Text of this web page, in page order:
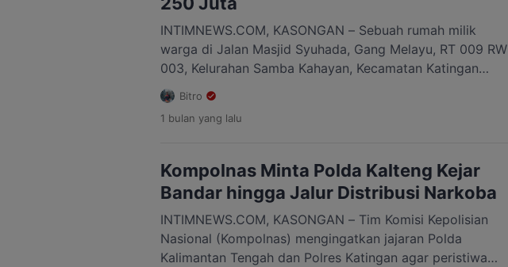
INTIMNEWS.COM, KASONGAN – Sebuah rumah milik
warga di Jalan Masjid Syuhada, Gang Melayu, RT 009 RW
003, Kelurahan Samba Kahayan, Kecamatan Katingan
Tengah, Kabupaten Katingan, Kalimantan Tengah, ludes
terbakar pada Selasa (7/7/2026) sekitar pukul 10.30 WIB.
Rumah yang terbakar diketahui milik Jernih alias Ninih
lokasi karena […]
Bitro
1 bulan yang lalu
Kompolnas Minta Polda Kalteng Kejar
Bandar hingga Jalur Distribusi Narkoba
INTIMNEWS.COM, KASONGAN – Tim Komisi Kepolisian
Nasional (Kompolnas) mengingatkan jajaran Polda
Kalimantan Tengah dan Polres Katingan agar peristiwa